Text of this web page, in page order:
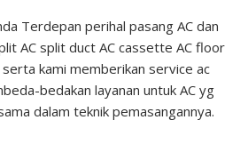
Terdepan perihal pasang AC dan
AC split duct AC cassette AC floor
serta kami memberikan service ac
bedakan layanan untuk AC yg
dalam teknik pemasangannya.